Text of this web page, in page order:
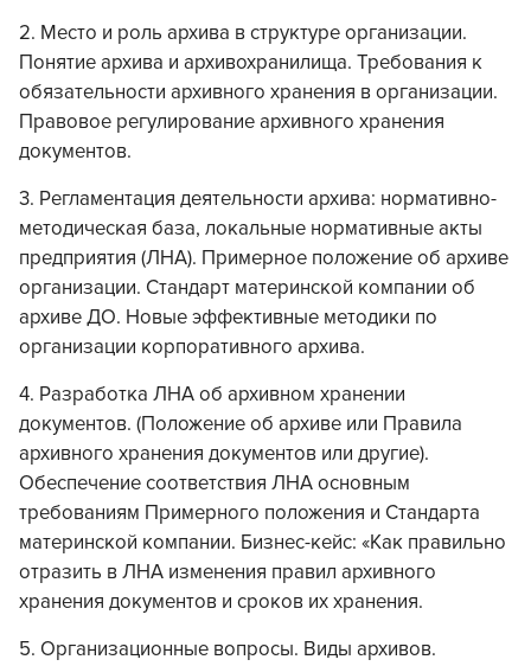
2. Место и роль архива в структуре организации.
Понятие архива и архивохранилища. Требования к
обязательности архивного хранения в организации.
Правовое регулирование архивного хранения
документов.
3. Регламентация деятельности архива: нормативно-
методическая база, локальные нормативные акты
предприятия (ЛНА). Примерное положение об архиве
организации. Стандарт материнской компании об
архиве ДО. Новые эффективные методики по
организации корпоративного архива.
4. Разработка ЛНА об архивном хранении
документов. (Положение об архиве или Правила
архивного хранения документов или другие).
Обеспечение соответствия ЛНА основным
требованиям Примерного положения и Стандарта
материнской компании. Бизнес-кейс: «Как правильно
отразить в ЛНА изменения правил архивного
хранения документов и сроков их хранения.
5. Организационные вопросы. Виды архивов.